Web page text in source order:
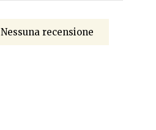
Nessuna recensione